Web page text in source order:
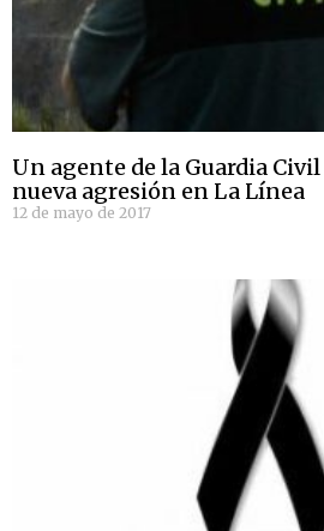
Un agente de la Guardia
nueva agresión en La Línea
12 de mayo de 2017